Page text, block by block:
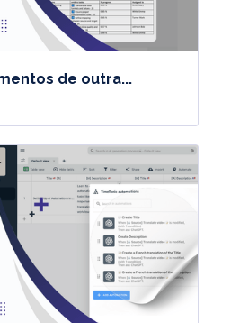
de outra...